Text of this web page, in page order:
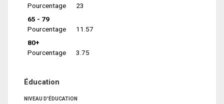
Pourcentage
23
65 - 79
Pourcentage
11.57
80+
Pourcentage
3.75
Éducation
NIVEAU D'ÉDUCATION